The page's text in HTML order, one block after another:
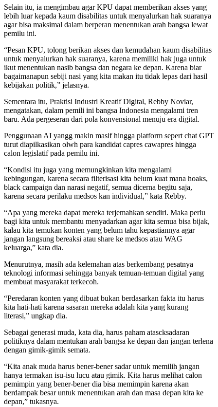
Selain itu, ia mengimbau agar KPU dapat memberikan akses yang
lebih luar kepada kaum disabilitas untuk menyalurkan hak suaranya
agar bisa maksimal dalam berperan menentukan arah bangsa lewat
pemilu ini.
“Pesan KPU, tolong berikan akses dan kemudahan kaum disabilitas
untuk menyalurkan hak suaranya, karena memiliki hak juga untuk
ikut menentukan nasib bangsa dan negara ke depan. Karena biar
bagaimanapun sebiji nasi yang kita makan itu tidak lepas dari hasil
kebijakan politik,” jelasnya.
Sementara itu, Praktisi Industri Kreatif Digital, Rebby Noviar,
mengatakan, dalam pemili ini bangsa Indonesia mengalami tren
baru. Ada pergeseran dari pola konvensional menuju era digital.
Penggunaan AI yangg makin masif hingga platform sepert chat GPT
turut diapilkasikan olwh para kandidat capres cawapres hingga
calon legislatif pada pemilu ini.
“Kondisi itu juga yang memungkinkan kita mengalami
kebingungan, karena secara filterisasi kita belum kuat mana hoaks,
black campaign dan narasi negatif, semua dicerna begitu saja,
karena secara perilaku medsos kan individual,” kata Rebby.
“Apa yang mereka dapat mereka terjemahkan sendiri. Maka perlu
bagi kita untuk membantu menyadarkan agar kita semua bisa bijak,
kalau kita temukan konten yang belum tahu kepastiannya agar
jangan langsung bereaksi atau share ke medsos atau WAG
keluarga,” kata dia.
Menurutnya, masih ada kelemahan atas berkembang pesatnya
teknologi informasi sehingga banyak temuan-temuan digital yang
membuat masyarakat terkecoh.
“Peredaran konten yang dibuat bukan berdasarkan fakta itu harus
kita hati-hati karena sasaran mereka adalah kita yang kurang
literasi,” ungkap dia.
Sebagai generasi muda, kata dia, harus paham atascksadaran
politiknya dalam mentukan arah bangsa ke depan dan jangan terlena
dengan gimik-gimik semata.
“Kita anak muda harus bener-bener sadar untuk memilih jangan
hanya termakan isu-isu lucu atau gimik. Kita harus melihat calon
pemimpin yang bener-bener dia bisa memimpin karena akan
berdampak besar untuk menentukan arah dan masa depan kita ke
depan,” tukasnya.